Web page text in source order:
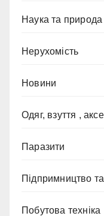
Наука та природа
Нерухомість
Новини
Одяг, взуття ,
Паразити
Підпримництво та
Побутова техніка